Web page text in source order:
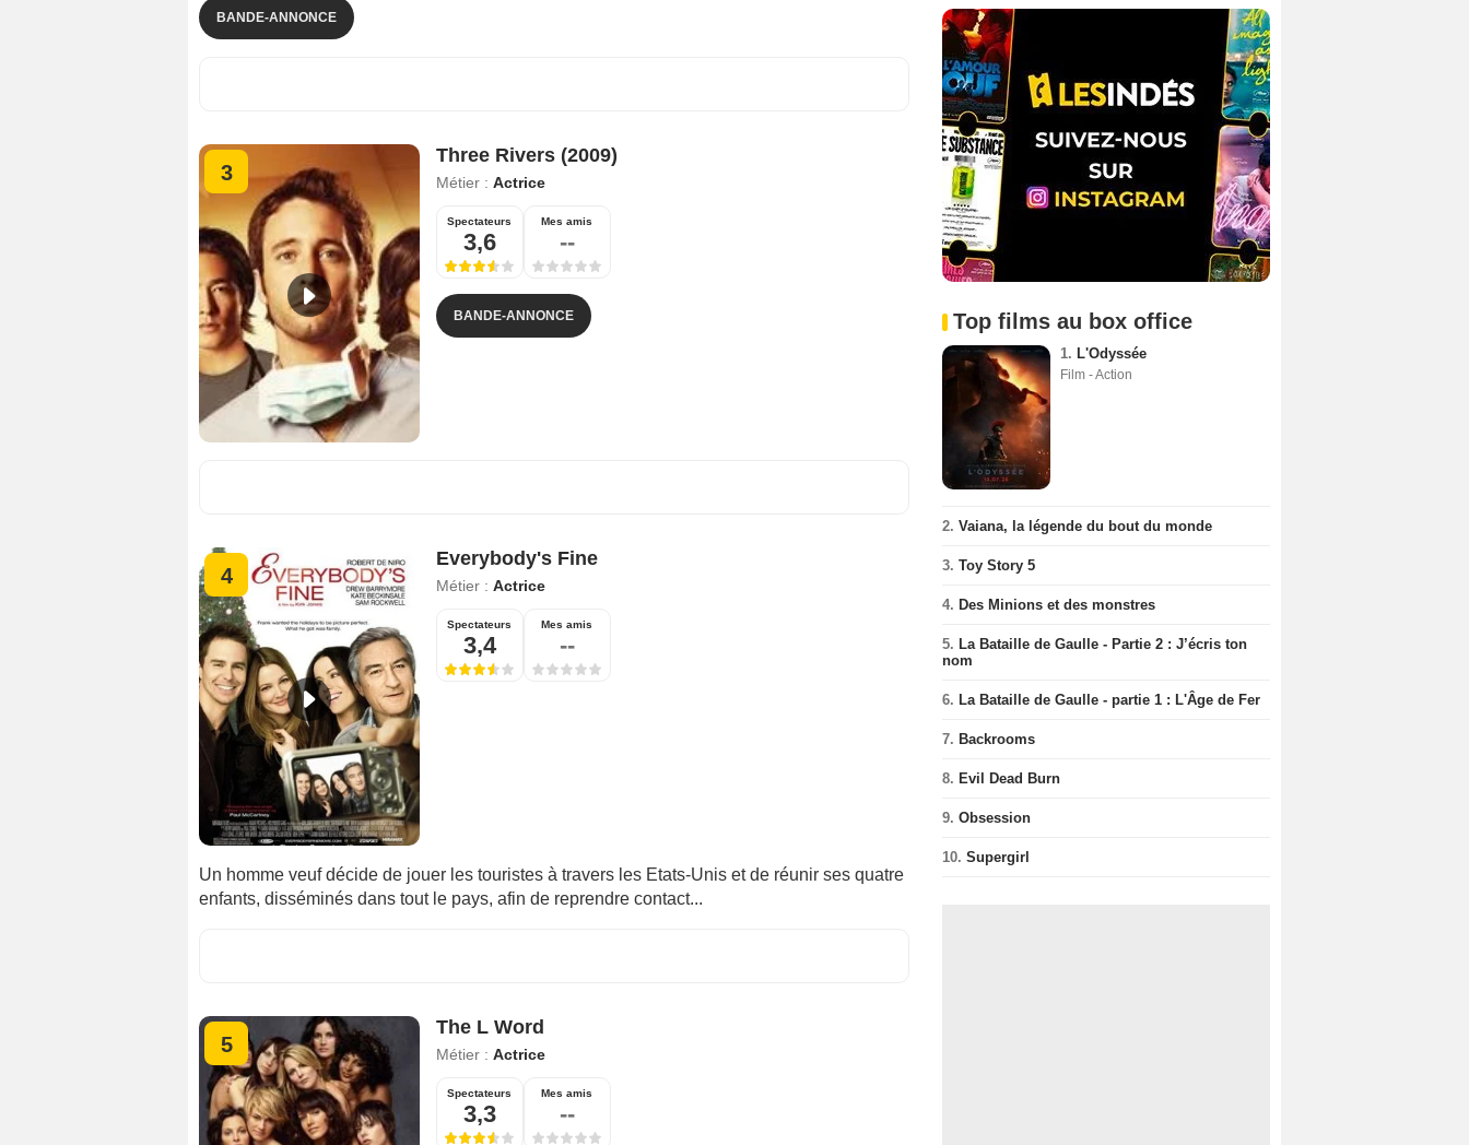
BANDE-ANNONCE
3
Three Rivers (2009)
Métier : Actrice
Spectateurs
3,6
Mes amis
--
BANDE-ANNONCE
4
Everybody's Fine
Métier : Actrice
Spectateurs
3,4
Mes amis
--
Un homme veuf décide de jouer les touristes à travers les Etats-Unis et de réunir ses quatre
enfants, disséminés dans tout le pays, afin de reprendre contact...
5
The L Word
Métier : Actrice
Spectateurs
3,3
Mes amis
--
Top films au box office
1. L'Odyssée
Film - Action
2. Vaiana, la légende du bout du monde
3. Toy Story 5
4. Des Minions et des monstres
5. La Bataille de Gaulle - Partie 2 : J’écris ton
nom
6. La Bataille de Gaulle - partie 1 : L'Âge de Fer
7. Backrooms
8. Evil Dead Burn
9. Obsession
10. Supergirl